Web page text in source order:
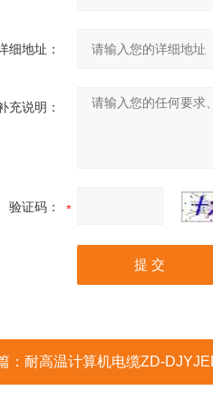
细地址：
充说明：
验证码：
： 耐高温计算机电缆ZD-